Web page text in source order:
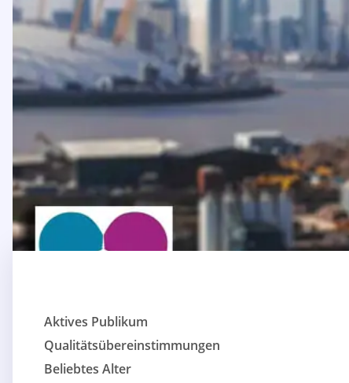
Aktives Publikum
Qualitätsübereinstimmungen
Beliebtes Alter